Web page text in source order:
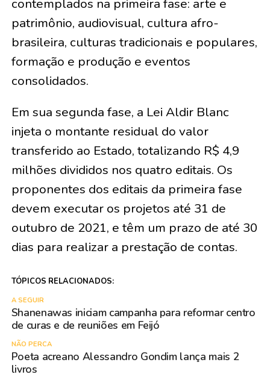
contemplados na primeira fase: arte e
patrimônio, audiovisual, cultura afro-
brasileira, culturas tradicionais e populares,
formação e produção e eventos
consolidados.
Em sua segunda fase, a Lei Aldir Blanc
injeta o montante residual do valor
transferido ao Estado, totalizando R$ 4,9
milhões divididos nos quatro editais. Os
proponentes dos editais da primeira fase
devem executar os projetos até 31 de
outubro de 2021, e têm um prazo de até 30
dias para realizar a prestação de contas.
TÓPICOS RELACIONADOS:
A SEGUIR
Shanenawas iniciam campanha para reformar centro
de curas e de reuniões em Feijó
NÃO PERCA
Poeta acreano Alessandro Gondim lança mais 2
livros